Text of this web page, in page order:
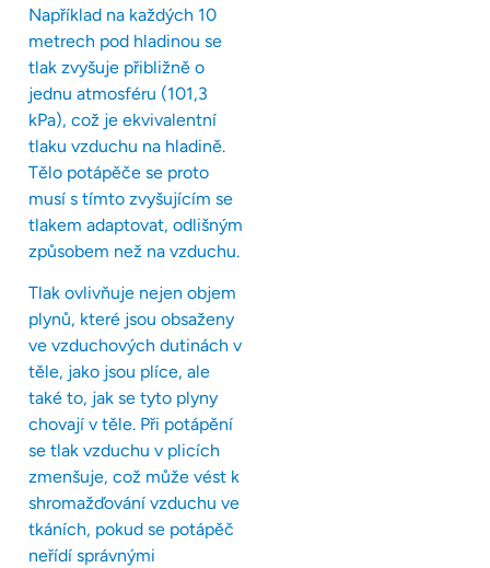
Například na každých 10
metrech pod hladinou se
tlak zvyšuje přibližně o
jednu atmosféru (101,3
kPa), což je ekvivalentní
tlaku vzduchu na hladině.
Tělo potápěče se proto
musí s tímto zvyšujícím se
tlakem adaptovat, odlišným
způsobem než na vzduchu.
Tlak ovlivňuje nejen objem
plynů, které jsou obsaženy
ve vzduchových dutinách v
těle, jako jsou plíce, ale
také to, jak se tyto plyny
chovají v těle. Při potápění
se tlak vzduchu v plicích
zmenšuje, což může vést k
shromažďování vzduchu ve
tkáních, pokud se potápěč
neřídí správnými